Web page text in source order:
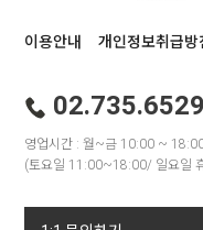
이용안내 개인정보취급방
02.735.6529
영업시간 : 월~금 10:00 ~
(토요일 11:00~18:00/ 일요일